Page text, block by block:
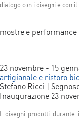
dialogo con i disegni e con il
mostre e performance
23 novembre - 15
artigianale e ristoro bio
Stefano Ricci |
Inaugurazione 23
I disegni prodotti durante